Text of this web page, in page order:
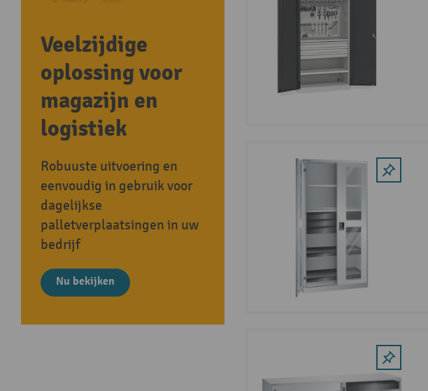
Veelzijdige
oplossing voor
magazijn en
logistiek
Robuuste uitvoering en
eenvoudig in gebruik voor
dagelijkse
palletverplaatsingen in uw
bedrijf
Nu bekijken